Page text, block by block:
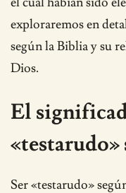
exploraremos en
según la Biblia y su
Dios.
El
Ser «testarudo»